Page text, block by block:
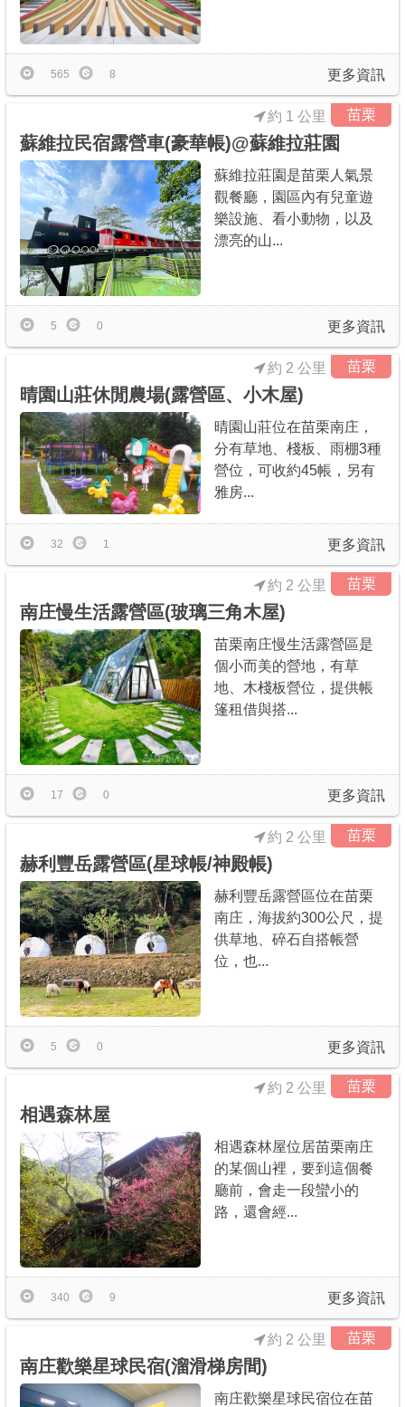
更多資訊
565 8
苗栗
蘇維拉民宿露營車(豪華帳)@蘇維拉莊園
約 1 公里
蘇維拉莊園是苗栗人氣景
觀餐廳，園區內有兒童遊
樂設施、看小動物，以及
漂亮的山...
更多資訊
5 0
苗栗
晴園山莊休閒農場(露營區、小木屋)
約 2 公里
晴園山莊位在苗栗南庄，
分有草地、棧板、雨棚3種
營位，可收約45帳，另有
雅房...
更多資訊
32 1
苗栗
南庄慢生活露營區(玻璃三角木屋)
約 2 公里
苗栗南庄慢生活露營區是
個小而美的營地，有草
地、木棧板營位，提供帳
篷租借與搭...
更多資訊
17 0
苗栗
赫利豐岳露營區(星球帳/神殿帳)
約 2 公里
赫利豐岳露營區位在苗栗
南庄，海拔約300公尺，提
供草地、碎石自搭帳營
位，也...
更多資訊
5 0
苗栗
相遇森林屋
約 2 公里
相遇森林屋位居苗栗南庄
的某個山裡，要到這個餐
廳前，會走一段蠻小的
路，還會經...
更多資訊
340 9
苗栗
南庄歡樂星球民宿(溜滑梯房間)
約 2 公里
南庄歡樂星球民宿位在苗